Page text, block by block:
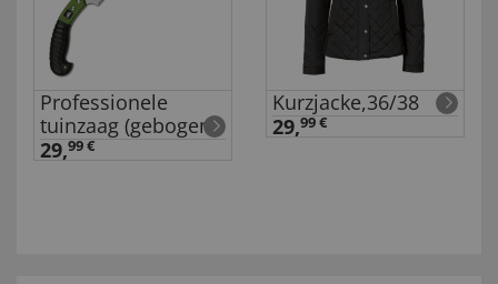
Professionele
tuinzaag (gebogen)
29,99 €
Kurzjacke,36/38
29,99 €